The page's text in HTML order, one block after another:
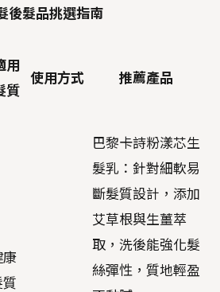
後髮品挑選指南
用
質
使用方式 推薦產品
康
質
巴黎卡詩粉漾芯生
髮乳：針對細軟易
斷髮質設計，添加
艾草根與生薑萃
取，洗後能強化髮
絲彈性，質地輕盈